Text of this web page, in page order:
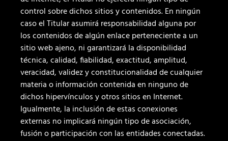
control sobre dichos sitios y contenidos. En ningún
caso el Titular asumirá responsabilidad alguna por
los contenidos de algún enlace perteneciente a un
sitio web ajeno, ni garantizará la disponibilidad
técnica, calidad, fiabilidad, exactitud, amplitud,
veracidad, validez y constitucionalidad de cualquier
materia o información contenida en ninguno de
dichos hipervínculos y otros sitios en Internet.
Igualmente, la inclusión de estas conexiones
externas no implicará ningún tipo de asociación,
fusión o participación con las entidades conectadas.